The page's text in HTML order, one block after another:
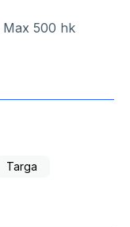
Max 500 hk
Targa